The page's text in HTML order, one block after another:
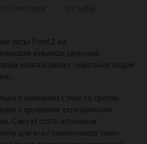
часы Frant 2 на
кожаном ремешке.
механизмом с обратным ходом
в вечернем стиле со светло-
и крупными серебряными
Смогут стать отличным
для всех поклонников таких